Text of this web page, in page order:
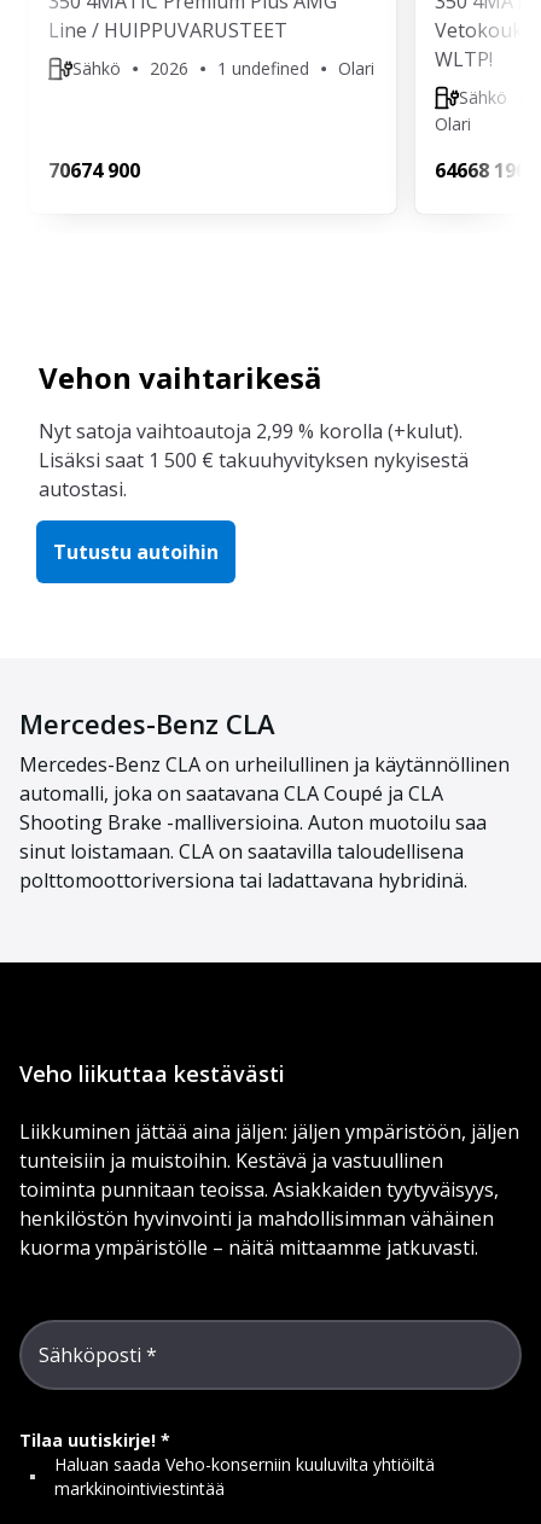
Line / HUIPPUVARUSTEET
Sähkö 2026 1 undefined Olari
70674 900
WLTP!
Sähkö
Olari
64668 190
Vehon vaihtarikesä
Nyt satoja vaihtoautoja 2,99 % korolla (+kulut).
Lisäksi saat 1 500 € takuuhyvityksen nykyisestä
autostasi.
Tutustu autoihin
Mercedes-Benz CLA
Mercedes-Benz CLA on urheilullinen ja käytännöllinen
automalli, joka on saatavana CLA Coupé ja CLA
Shooting Brake -malliversioina. Auton muotoilu saa
sinut loistamaan. CLA on saatavilla taloudellisena
polttomoottoriversiona tai ladattavana hybridinä.
Veho liikuttaa kestävästi
Liikkuminen jättää aina jäljen: jäljen ympäristöön, jäljen
tunteisiin ja muistoihin. Kestävä ja vastuullinen
toiminta punnitaan teoissa. Asiakkaiden tyytyväisyys,
henkilöstön hyvinvointi ja mahdollisimman vähäinen
kuorma ympäristölle – näitä mittaamme jatkuvasti.
Sähköposti
Tilaa uutiskirje!
Haluan saada Veho-konserniin kuuluvilta yhtiöiltä
markkinointiviestintää